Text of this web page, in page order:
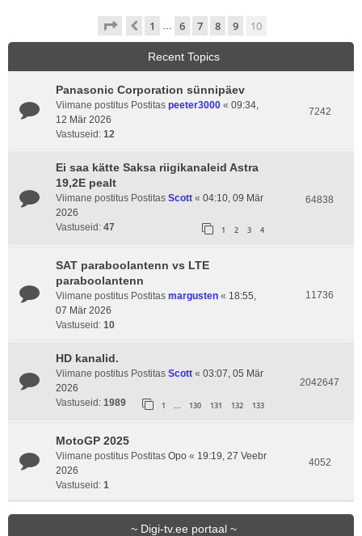
10 . leht 10-st
Eelmine
1 … 6 7 8 9 10
Recent Topics
Panasonic Corporation sünnipäev
Viimane postitus Postitas peeter3000 « 09:34,
12 Mär 2026
Vastuseid: 12
7242
Ei saa kätte Saksa riigikanaleid Astra
19,2E pealt
Viimane postitus Postitas Scott « 04:10, 09 Mär
2026
Vastuseid: 47 1 2 3 4
64838
SAT paraboolantenn vs LTE
paraboolantenn
Viimane postitus Postitas margusten « 18:55,
07 Mär 2026
Vastuseid: 10
11736
HD kanalid.
Viimane postitus Postitas Scott « 03:07, 05 Mär
2026
Vastuseid: 1989 1 … 130 131 132 133
2042647
MotoGP 2025
Viimane postitus Postitas Opo « 19:19, 27 Veebr
2026
Vastuseid: 1
4052
~ Digi-tv.ee portaal ~